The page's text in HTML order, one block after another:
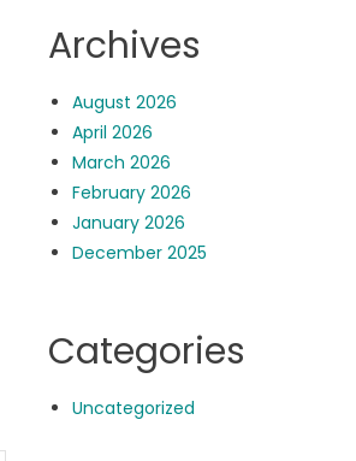
Archives
August 2026
April 2026
March 2026
February 2026
January 2026
December 2025
Categories
Uncategorized